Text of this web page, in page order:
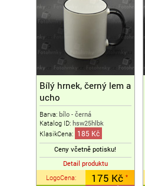
Bílý hrnek, černý lem a
ucho
Barva: bílo - černá
Katalog ID: hsw25hlbk
KlasikCena: 185 Kč
Ceny včetně potisku!
Detail produktu
LogoCena: 175 Kč*